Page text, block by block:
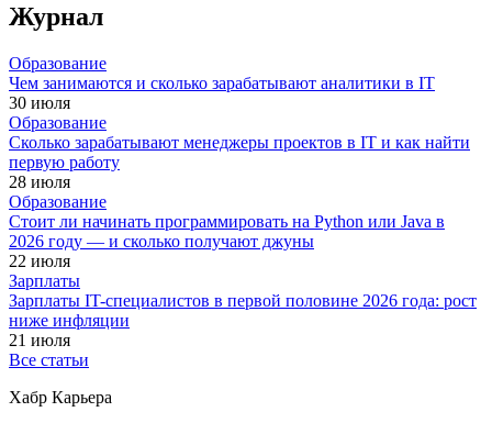
Журнал
Образование
Чем занимаются и сколько зарабатывают аналитики в IT
30 июля
Образование
Сколько зарабатывают менеджеры проектов в IT и как найти
первую работу
28 июля
Образование
Стоит ли начинать программировать на Python или Java в
2026 году — и сколько получают джуны
22 июля
Зарплаты
Зарплаты IT-специалистов в первой половине 2026 года: рост
ниже инфляции
21 июля
Все статьи
Хабр Карьера